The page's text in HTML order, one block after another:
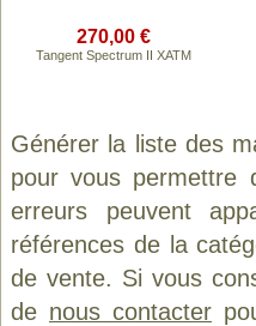
270,00 €
Tangent Spectrum II XATM
Générer la liste des
pour vous permettre
erreurs peuvent
références de la
de vente. Si vous
de nous contacter